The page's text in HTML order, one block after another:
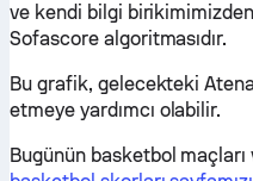
ve kendi bilgi
Sofascore algoritmasıdır.
Bu grafik, gelecekteki
etmeye yardımcı olabilir.
Bugünün basketbol maçları